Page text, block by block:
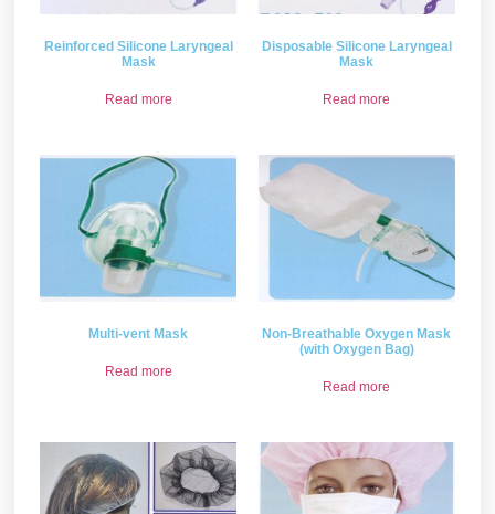
Reinforced Silicone Laryngeal
Mask
Read more
Disposable Silicone Laryngeal
Mask
Read more
Multi-vent Mask
Read more
Non-Breathable Oxygen Mask
(with Oxygen Bag)
Read more